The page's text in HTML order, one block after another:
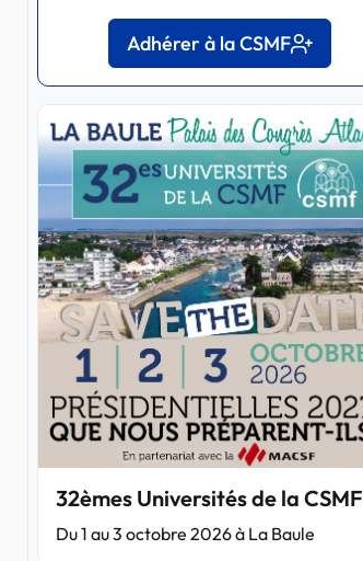
Adhérer à la CSMF
32èmes Universités de la CSMF
Du 1 au 3 octobre 2026 à La Baule